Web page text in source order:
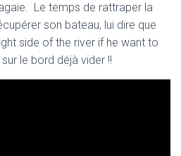
Le temps de rattraper la
son bateau, lui dire que
side of the river if he want to
le bord déjà vider !!